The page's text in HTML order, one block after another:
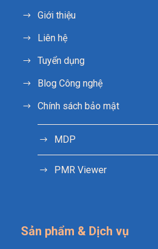
Giới thiệu
Liên hệ
Tuyển dụng
Blog Công nghệ
Chính sách bảo mật
MDP
PMR Viewer
Sản phẩm & Dịch vụ